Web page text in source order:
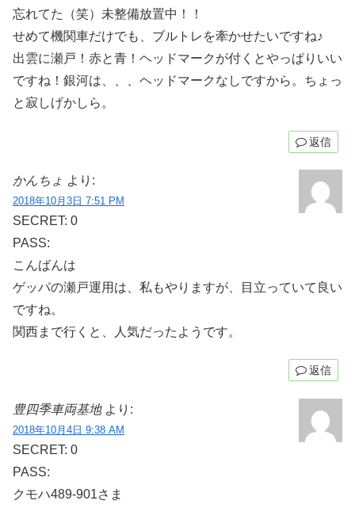
忘れてた（笑）未整備放置中！！
せめて機関車だけでも、ブルトレを牽かせたいですね♪
出雲に瀬戸！赤と青！ヘッドマークが付くとやっぱりいい
ですね！銀河は、、、ヘッドマークなしですから。ちょっ
と寂しげかしら。
返信
かんちょ より:
2018年10月3日 7:51 PM
SECRET: 0
PASS:
こんばんは
ゲッパの瀬戸運用は、私もやりますが、目立っていて良い
ですね。
関西まで行くと、人気だったようです。
返信
豊四季車両基地 より:
2018年10月4日 9:38 AM
SECRET: 0
PASS:
クモハ489-901さま